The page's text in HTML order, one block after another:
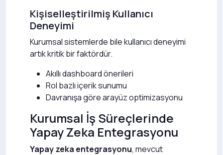
Kişiselleştirilmiş Kullanıcı
Deneyimi
Kurumsal sistemlerde bile kullanıcı deneyimi
artık kritik bir faktördür.
Akıllı dashboard önerileri
Rol bazlı içerik sunumu
Davranışa göre arayüz optimizasyonu
Kurumsal İş Süreçlerinde
Yapay Zeka Entegrasyonu
Yapay zeka entegrasyonu, mevcut